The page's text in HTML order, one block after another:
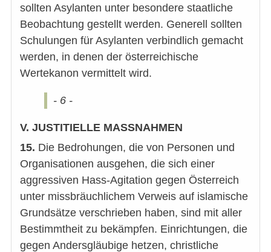
sollten Asylanten unter besondere staatliche
Beobachtung gestellt werden. Generell sollten
Schulungen für Asylanten verbindlich gemacht
werden, in denen der österreichische
Wertekanon vermittelt wird.
- 6 -
V. JUSTITIELLE MASSNAHMEN
15. Die Bedrohungen, die von Personen und
Organisationen ausgehen, die sich einer
aggressiven Hass-Agitation gegen Österreich
unter missbräuchlichem Verweis auf islamische
Grundsätze verschrieben haben, sind mit aller
Bestimmtheit zu bekämpfen. Einrichtungen, die
gegen Andersgläubige hetzen, christliche